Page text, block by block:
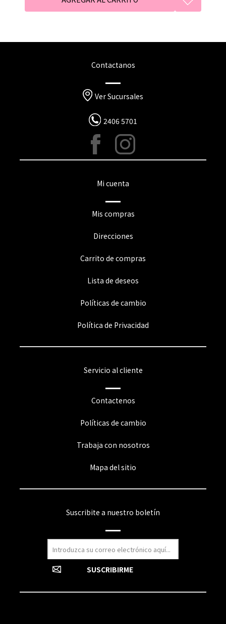
Contactanos
Ver Sucursales
2406 5701
Mi cuenta
Mis compras
Direcciones
Carrito de compras
Lista de deseos
Políticas de cambio
Política de Privacidad
Servicio al cliente
Contactenos
Políticas de cambio
Trabaja con nosotros
Mapa del sitio
Suscribite a nuestro boletín